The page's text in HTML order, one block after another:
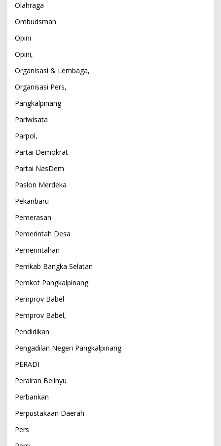
Olahraga
Ombudsman
Opini
Opini,
Organisasi & Lembaga,
Organisasi Pers,
Pangkalpinang
Pariwisata
Parpol,
Partai Demokrat
Partai NasDem
Paslon Merdeka
Pekanbaru
Pemerasan
Pemerintah Desa
Pemerintahan
Pemkab Bangka Selatan
Pemkot Pangkalpinang
Pemprov Babel
Pemprov Babel,
Pendidikan
Pengadilan Negeri Pangkalpinang
PERADI
Perairan Belinyu
Perbankan
Perpustakaan Daerah
Pers